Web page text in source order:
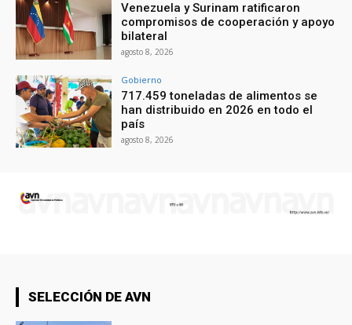
Venezuela y Surinam ratificaron
compromisos de cooperación y apoyo
bilateral
agosto 8, 2026
Gobierno
717.459 toneladas de alimentos se
han distribuido en 2026 en todo el
país
agosto 8, 2026
SELECCIÓN DE AVN